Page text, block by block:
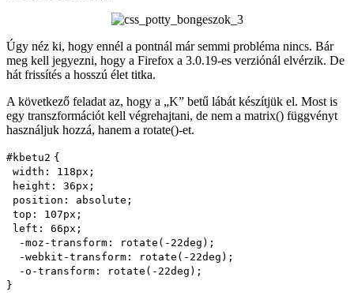
Úgy néz ki, hogy ennél a pontnál már semmi probléma nincs. Bár
meg kell jegyezni, hogy a Firefox a 3.0.19-es verziónál elvérzik. De
hát frissítés a hosszú élet titka.
A következő feladat az, hogy a „K” betű lábát készítjük el. Most is
egy transzformációt kell végrehajtani, de nem a matrix() függvényt
használjuk hozzá, hanem a rotate()-et.
#kbetu2 {
width : 118px ;
height : 36px ;
position : absolute ;
top : 107px ;
left : 66px ;
-moz-transform : rotate ( -22deg);
-webkit-transform : rotate ( -22deg);
-o-transform : rotate ( -22deg);
}